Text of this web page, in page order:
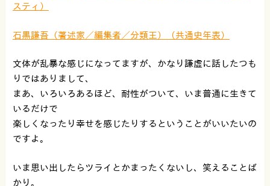
スティ）
石黒謙吾（著述家／編集者／分類王）（共通史年表）
文体が乱暴な感じになってますが、かなり謙虚に話したつも
りではありまして、
まあ、いろいろあるほど、耐性がついて、いま普通に生きて
いるだけで
楽しくなったり幸せを感じたりするということがいいたいの
ですよ。
いま思い出したらツライとかまったくないし、笑えることば
かり。